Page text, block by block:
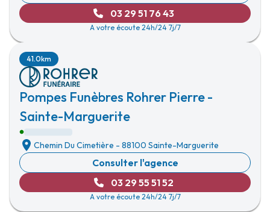
03 29 51 76 43
A votre écoute 24h/24 7j/7
Pompes Funèbres Rohrer Pierre -
Sainte-Marguerite
41.0km
Chemin Du Cimetière - 88100 Sainte-Marguerite
Consulter l'agence
03 29 55 51 52
A votre écoute 24h/24 7j/7